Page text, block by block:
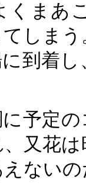
くまあ
しまう
到着し
予定の
又花
ない